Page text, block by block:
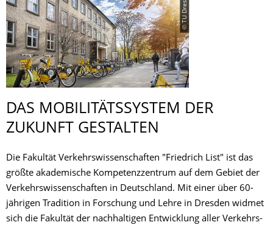
© TU Dresden
DAS MOBILITÄTSSYS­TEM DER
ZUKUNFT GESTALTEN
Die Fakultät Verkehrswissenschaften "Friedrich List" ist das
größte akademische Kompetenzzentrum auf dem Gebiet der
Verkehrswissenschaften in Deutschland. Mit einer über 60-
jährigen Tradition in Forschung und Lehre in Dresden widmet
sich die Fakultät der nachhaltigen Entwicklung aller Verkehrs-